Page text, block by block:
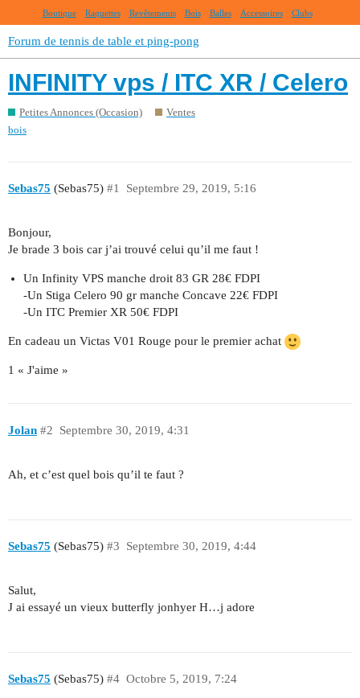
Boutique Raquettes Revêtements Bois Balles Accessoires Clubs
Forum de tennis de table et ping-pong
INFINITY vps / ITC XR / Celero
Petites Annonces (Occasion)
Ventes
bois
Sebas75 (Sebas75) Septembre 29, 2019, 5:16
#1
Bonjour,
Je brade 3 bois car j’ai trouvé celui qu’il me faut !
Un Infinity VPS manche droit 83 GR 28€ FDPI
-Un Stiga Celero 90 gr manche Concave 22€ FDPI
-Un ITC Premier XR 50€ FDPI
En cadeau un Victas V01 Rouge pour le premier achat
1 « J'aime »
Jolan Septembre 30, 2019, 4:31
#2
Ah, et c’est quel bois qu’il te faut ?
Sebas75 (Sebas75) Septembre 30, 2019, 4:44
#3
Salut,
J ai essayé un vieux butterfly jonhyer H…j adore
Sebas75 (Sebas75) Octobre 5, 2019, 7:24
#4